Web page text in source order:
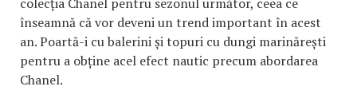
colecția Chanel pentru sezonul următor, ceea ce
înseamnă că vor deveni un trend important în acest
an. Poartă-i cu balerini și topuri cu dungi marinărești
pentru a obține acel efect nautic precum abordarea
Chanel.